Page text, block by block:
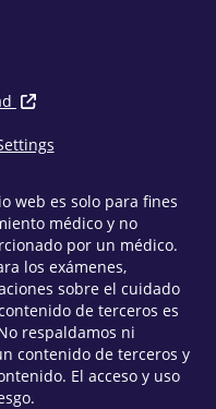
web es solo para fines
médico y no
por un médico.
los exámenes,
sobre el cuidado
de terceros es
respaldamos ni
contenido de terceros y
El acceso y uso